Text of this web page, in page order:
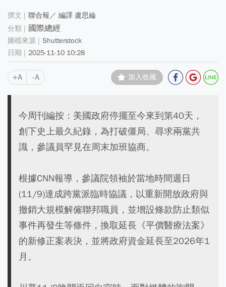
聯合報／ 編譯 盧思綸
國際總經
Shutterstock
2025-11-10 10:28
+A -A 加入收藏
今周刊編按：美國政府停擺至今來到第40天，
創下史上最久紀錄，為打破僵局、尋求兩黨共
識，參議員罕見在周末加班協商。
根據CNN報導，參議院領袖於當地時間週日
(11/9)達成跨黨派臨時協議，以重新開放政府與
撤銷大規模解僱聯邦職員，並增設條款防止類似
事件再發生等條件，換取延長《平價醫療法案》
的新修正案表決，並將政府資金延長至2026年1
月。